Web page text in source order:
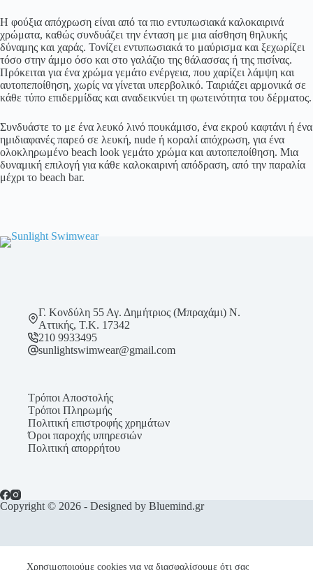
Χρησιμοποιούμε cookies για να διασφαλίσουμε ότι σας
Η φούξια απόχρωση είναι από τα πιο εντυπωσιακά καλοκαιρινά
χρώματα, καθώς συνδυάζει την ένταση με μια αίσθηση θηλυκής
δύναμης και χαράς. Τονίζει εντυπωσιακά το μαύρισμα και ξεχωρίζει
τόσο στην άμμο όσο και στο γαλάζιο της θάλασσας ή της πισίνας.
Πρόκειται για ένα χρώμα γεμάτο ενέργεια, που χαρίζει λάμψη και
αυτοπεποίθηση, χωρίς να γίνεται υπερβολικό. Ταιριάζει αρμονικά σε
κάθε τύπο επιδερμίδας και αναδεικνύει τη φωτεινότητα του δέρματος.
Συνδυάστε το με ένα λευκό λινό πουκάμισο, ένα εκρού καφτάνι ή ένα
ημιδιαφανές παρεό σε λευκή, nude ή κοραλί απόχρωση, για ένα
ολοκληρωμένο beach look γεμάτο χρώμα και αυτοπεποίθηση. Μια
δυναμική επιλογή για κάθε καλοκαιρινή απόδραση, από την παραλία
μέχρι το beach bar.
Γ. Κονδύλη 55 Αγ. Δημήτριος (Μπραχάμι) Ν.
Αττικής, Τ.Κ. 17342
210 9933495
sunlightswimwear@gmail.com
Τρόποι Αποστολής
Τρόποι Πληρωμής
Πολιτική επιστροφής χρημάτων
Όροι παροχής υπηρεσιών
Πολιτική απορρήτου
Copyright © 2026 - Designed by Bluemind.gr